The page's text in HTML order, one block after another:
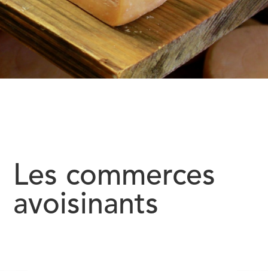
Les commerces
avoisinants